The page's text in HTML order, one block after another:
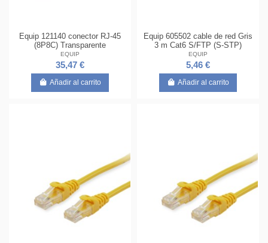
Equip 121140 conector RJ-45
(8P8C) Transparente
EQUIP
35,47 €
Añadir al carrito
Equip 605502 cable de red Gris
3 m Cat6 S/FTP (S-STP)
EQUIP
5,46 €
Añadir al carrito